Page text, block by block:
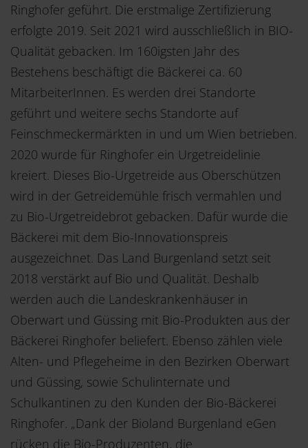
Ringhofer geführt. Die erstmalige Zertifizierung
erfolgte 2019. Seit 2021 wird ausschließlich in BIO-
Qualität gebacken. Im 160igsten Jahr des
Bestehens beschäftigt die Bäckerei ca. 60
MitarbeiterInnen. Es werden drei Standorte
geführt und weitere sechs Standorte auf
Feinschmeckermärkten in und um Wien betrieben.
2020 wurde für Ringhofer ein Urgetreidelinie
kreiert. Dieses Bio-Urgetreide aus Oberschützen
wird in der Getreidemühle frisch vermahlen und
zu Bio-Urgetreidebrot gebacken. Dafür wurde die
Bäckerei mit dem Bio-Innovationspreis
ausgezeichnet. Das Land Burgenland setzt seit
2018 verstärkt auf Bio und Qualität. Deshalb
werden auch die Landeskrankenhäuser in
Oberwart und Güssing mit Bio-Produkten aus der
Bäckerei Ringhofer beliefert. Ebenso zählen viele
Alten- und Pflegeheime in den Bezirken Oberwart
und Güssing, sowie Schulinternate und
Schulkantinen zu den Kunden der Bio-Bäckerei
Ringhofer. „Dank der Bioland Burgenland eGen
rücken die Bio-Produzenten, die